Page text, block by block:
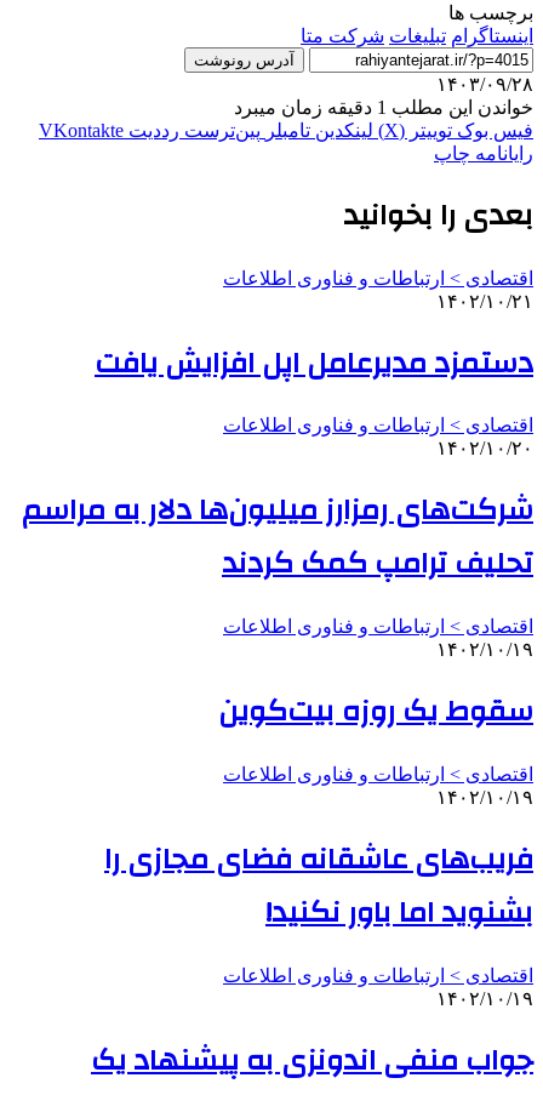
برچسب ها
اينستاگرام تبلیغات شرکت متا
آدرس رونوشت
۱۴۰۳/۰۹/۲۸
خواندن این مطلب 1 دقیقه زمان میبرد
فیس بوک توییتر (X) لینکدین ‫تامبلر ‫پین‌ترست ‫رددیت ‫VKontakte
رایانامه چاپ
بعدی را بخوانید
اقتصادی > ارتباطات و فناوری اطلاعات
۱۴۰۲/۱۰/۲۱
دستمزد مدیرعامل اپل افزایش یافت
اقتصادی > ارتباطات و فناوری اطلاعات
۱۴۰۲/۱۰/۲۰
شرکت‌های رمزارز میلیون‌ها دلار به مراسم
تحلیف ترامپ کمک کردند
اقتصادی > ارتباطات و فناوری اطلاعات
۱۴۰۲/۱۰/۱۹
سقوط یک روزه بیت‌کوین
اقتصادی > ارتباطات و فناوری اطلاعات
۱۴۰۲/۱۰/۱۹
فریب‌های عاشقانه فضای مجازی را
بشنوید اما باور نکنید!
اقتصادی > ارتباطات و فناوری اطلاعات
۱۴۰۲/۱۰/۱۹
جواب منفی اندونزی به پیشنهاد یک